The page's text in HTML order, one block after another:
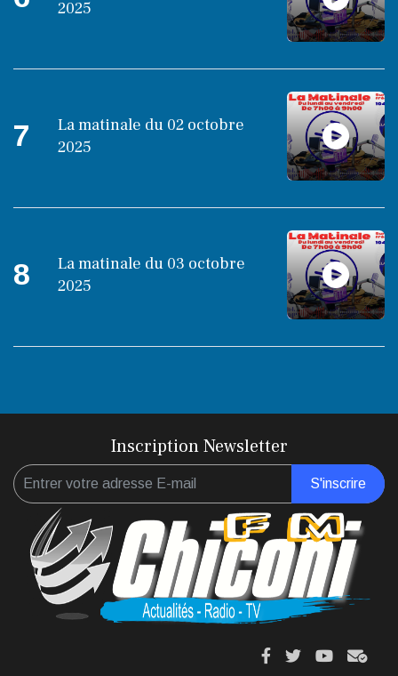
2025
7
La matinale du 02 octobre
2025
8
La matinale du 03 octobre
2025
Inscription Newsletter
S'inscrire
fa
fa
fab
fas